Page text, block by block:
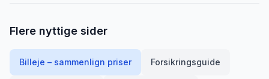
Flere nyttige sider
Billeje – sammenlign priser Forsikringsguide